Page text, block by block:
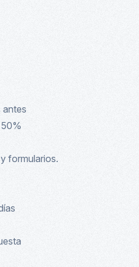
antes
formularios.